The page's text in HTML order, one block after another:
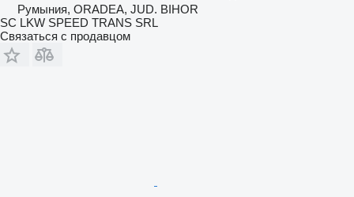
Румыния, ORADEA, JUD. BIHOR
SC LKW SPEED TRANS SRL
Связаться с продавцом